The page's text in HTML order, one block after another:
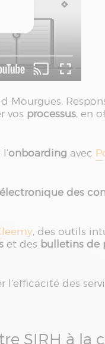
Mourgues,
vos processus, en
onboarding avec
des
, des outils
et des bulletins de
des
SIRH à la